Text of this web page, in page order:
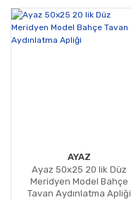
AYAZ
Ayaz 50x25 20 lik Düz
Meridyen Model Bahçe
Tavan Aydınlatma Apliği